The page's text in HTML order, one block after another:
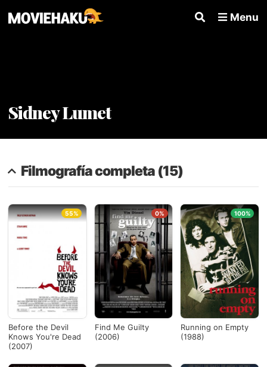
Menu
Sidney Lumet
Filmografía completa (15)
Before the Devil
Knows You're Dead
(2007)
55%
Find Me Guilty
(2006)
0%
Running on Empty
(1988)
100%